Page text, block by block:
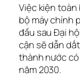
Việc kiện toàn
bộ máy chính
đầu sau Đại
cận sẽ dẫn
thành nước
năm 2030.